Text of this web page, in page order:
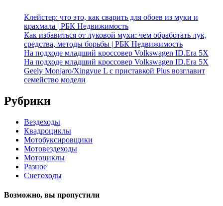
Клейстер: что это, как сварить для обоев из муки и
крахмала | РБК Недвижимость
Как избавиться от луковой мухи: чем обработать лук,
средства, методы борьбы | РБК Недвижимость
На подходе младший кроссовер Volkswagen ID.Era 5X
На подходе младший кроссовер Volkswagen ID.Era 5X
Geely Monjaro/Xingyue L с приставкой Plus возглавит
семейство модели
Рубрики
Вездеходы
Квадроциклы
Мотобуксировщики
Мотовездеходы
Мотоциклы
Разное
Снегоходы
Возможно, вы пропустили